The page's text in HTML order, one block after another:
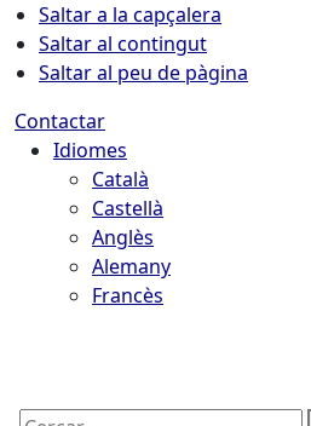
Saltar a la capçalera
Saltar al contingut
Saltar al peu de pàgina
Contactar
Idiomes
Català
Castellà
Anglès
Alemany
Francès